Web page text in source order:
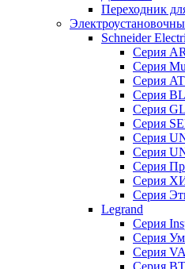
Переходник
Schneider
Серия
Серия
Серия
Серия
Серия
Серия
Серия
Серия
Серия
Серия
Серия
Legrand
Серия
Серия
Серия
Серия